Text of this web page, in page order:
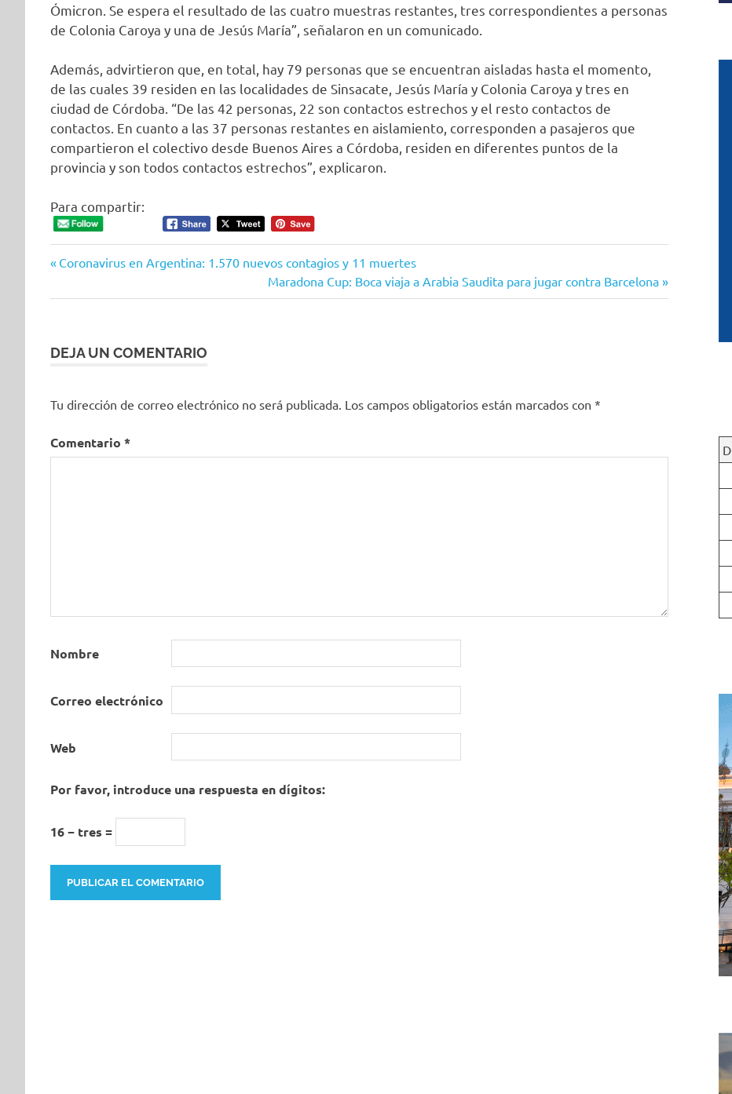
Ómicron. Se espera el resultado de las cuatro muestras restantes, tres correspondientes a personas
de Colonia Caroya y una de Jesús María”, señalaron en un comunicado.
Además, advirtieron que, en total, hay 79 personas que se encuentran aisladas hasta el momento,
de las cuales 39 residen en las localidades de Sinsacate, Jesús María y Colonia Caroya y tres en
ciudad de Córdoba. “De las 42 personas, 22 son contactos estrechos y el resto contactos de
contactos. En cuanto a las 37 personas restantes en aislamiento, corresponden a pasajeros que
compartieron el colectivo desde Buenos Aires a Córdoba, residen en diferentes puntos de la
provincia y son todos contactos estrechos”, explicaron.
Para compartir:
Navegación
de
Entrada
Coronavirus en Argentina: 1.570 nuevos contagios y 11 muertes
Siguiente
entrada:
Maradona Cup: Boca viaja a Arabia Saudita para jugar contra Barcelona
DEJA UN COMENTARIO
Tu dirección de correo electrónico no será publicada. Los campos obligatorios están marcados con *
Comentario *
Nombre
Correo electrónico
Web
Por favor, introduce una respuesta en dígitos:
16 − tres =
D